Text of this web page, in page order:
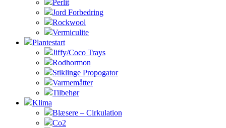
Perlit
Jord Forbedring
Rockwool
Vermiculite
Plantestart
Jiffy/Coco Trays
Rodhormon
Stiklinge Propogator
Varmemåtter
Tilbehør
Klima
Blæsere – Cirkulation
Co2